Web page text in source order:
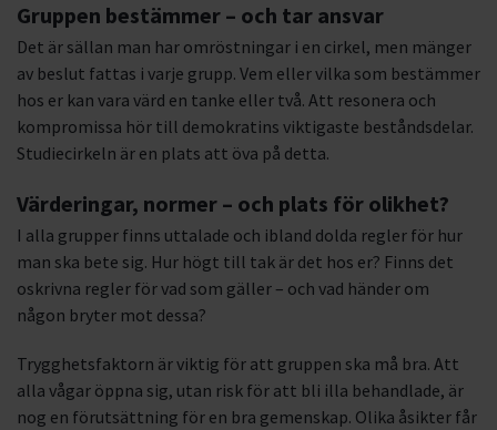
Gruppen bestämmer – och tar ansvar
Det är sällan man har omröstningar i en cirkel, men mänger
av beslut fattas i varje grupp. Vem eller vilka som bestämmer
hos er kan vara värd en tanke eller två. Att resonera och
kompromissa hör till demokratins viktigaste beståndsdelar.
Studiecirkeln är en plats att öva på detta.
Värderingar, normer – och plats för olikhet?
I alla grupper finns uttalade och ibland dolda regler för hur
man ska bete sig. Hur högt till tak är det hos er? Finns det
oskrivna regler för vad som gäller – och vad händer om
någon bryter mot dessa?
Trygghetsfaktorn är viktig för att gruppen ska må bra. Att
alla vågar öppna sig, utan risk för att bli illa behandlade, är
nog en förutsättning för en bra gemenskap. Olika åsikter får